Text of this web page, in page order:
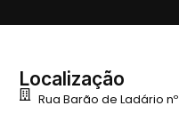
Localização
Rua Barão de Ladário nº